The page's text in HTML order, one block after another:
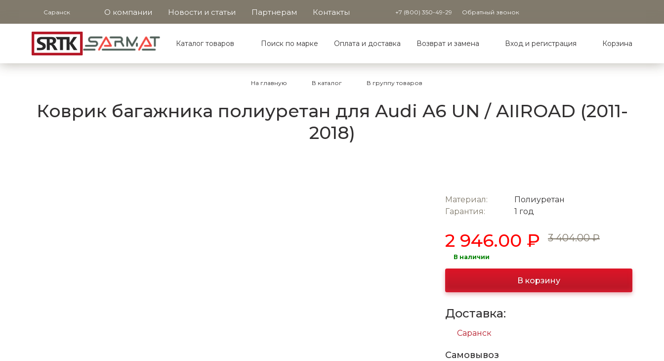
Саранск О компании Новости и статьи Партнерам Контакты +7 (800) 350-49-29 Обратный звонок
Каталог товаров Поиск по марке Оплата и доставка Возврат и замена Вход и регистрация Корзина
На главную В каталог В группу товаров
Коврик багажника полиуретан для Audi A6 UN / AIIROAD (2011-
2018)
Материал:
Полиуретан
Гарантия:
1 год
2 946.00 ₽ 3 404.00 ₽
В наличии
В корзину
Доставка:
Саранск
Самовывоз